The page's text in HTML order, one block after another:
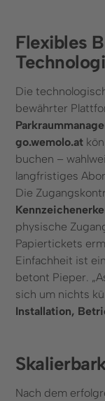
Flexibles
Die
bewährter
go.wemolo.at
buchen –
langfristiges
Die
physische
Papiertickets
Einfachheit ist
betont Pieper.
sich um nichts
Installation,
Nach dem